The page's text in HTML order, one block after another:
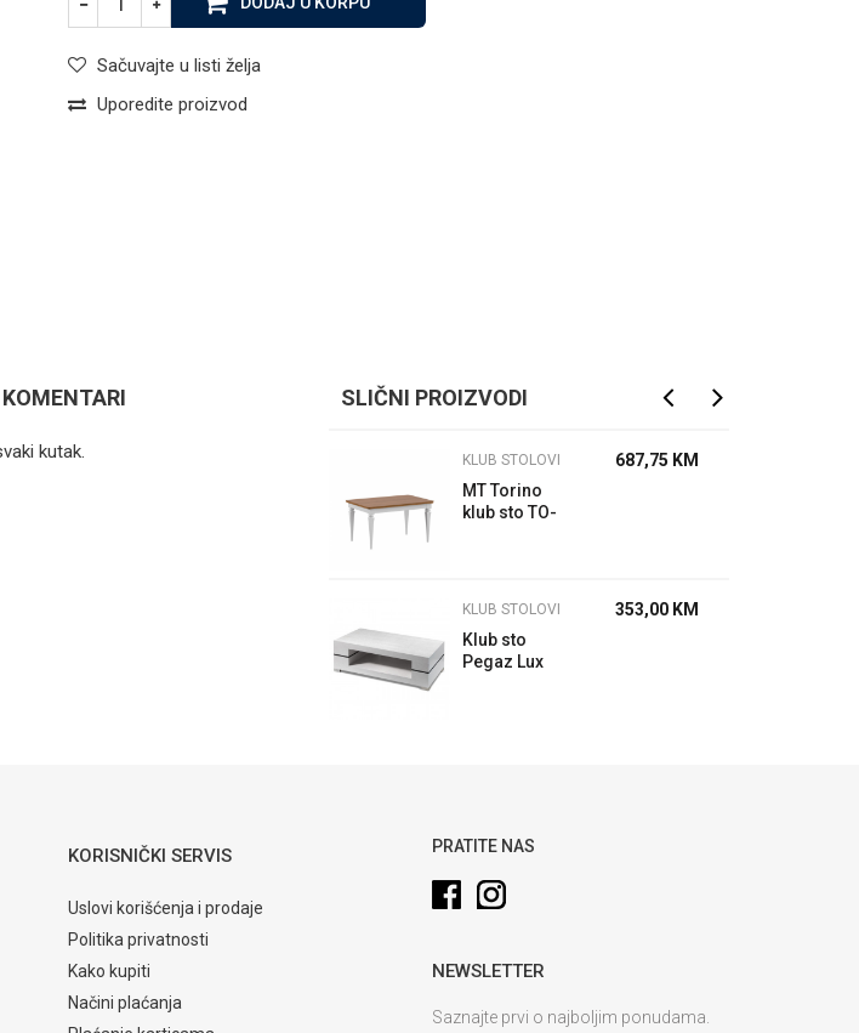
Sačuvajte u listi želja
Uporedite proizvod
KOMENTARI
kutak.
SLIČNI PROIZVODI
KLUB STOLOVI KLUB STOLOVI
MT Torino
klub sto TO-
687,75 KM
KLUB STOLOVI
Klub sto
Pegaz Lux
353,00 KM
KORISNIČKI SERVIS
Uslovi korišćenja i prodaje
Politika privatnosti
Kako kupiti
Načini plaćanja
PRATITE NAS
NEWSLETTER
Saznajte prvi o najboljim ponudama.